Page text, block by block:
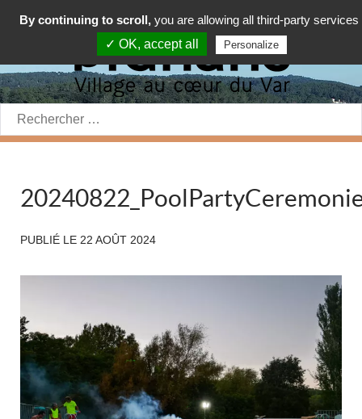
Rechercher:
PUBLIÉ LE 22 AOÛT 2024
By continuing to scroll, you are allowing all third-party services
✓ OK, accept all
Personalize